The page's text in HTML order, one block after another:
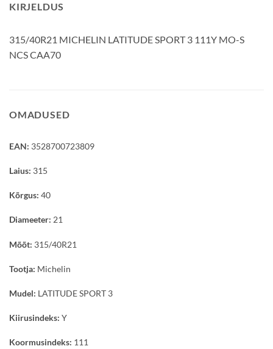
KIRJELDUS
315/40R21 MICHELIN LATITUDE SPORT 3 111Y MO-S
NCS CAA70
OMADUSED
EAN: 3528700723809
Laius: 315
Kõrgus: 40
Diameeter: 21
Mõõt: 315/40R21
Tootja: Michelin
Mudel: LATITUDE SPORT 3
Kiirusindeks: Y
Koormusindeks: 111